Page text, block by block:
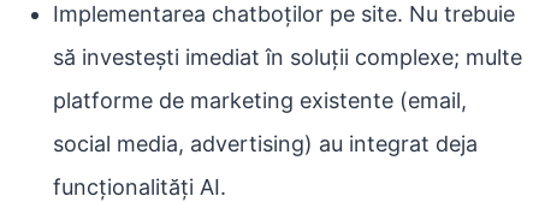
Implementarea chatboților pe site. Nu trebuie
să investești imediat în soluții complexe; multe
platforme de marketing existente (email,
social media, advertising) au integrat deja
funcționalități AI.